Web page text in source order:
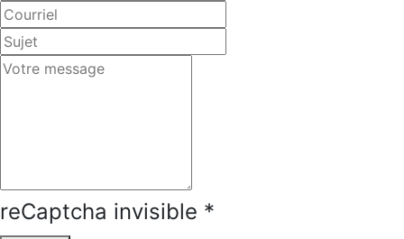
reCaptcha invisible *